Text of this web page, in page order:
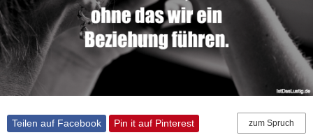
zum Spruch
Teilen auf Facebook
Pin it auf Pinterest